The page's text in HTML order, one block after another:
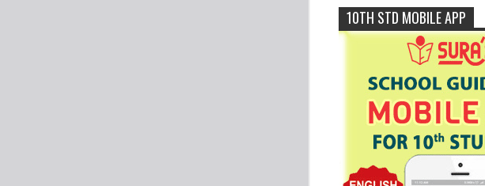
10TH STD MOBILE APP